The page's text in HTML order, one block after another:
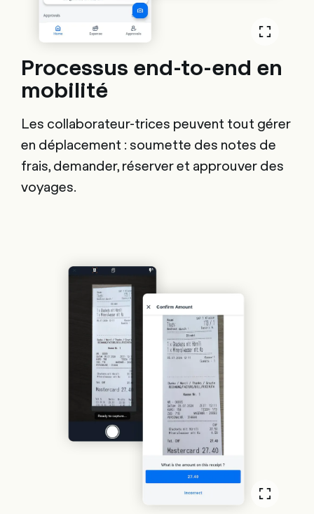
Processus end-to-end en
mobilité
Les collaborateur-trices peuvent tout gérer
en déplacement : soumette des notes de
frais, demander, réserver et approuver des
voyages.